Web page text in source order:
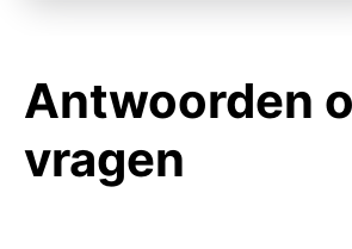
Antwoorden
vragen